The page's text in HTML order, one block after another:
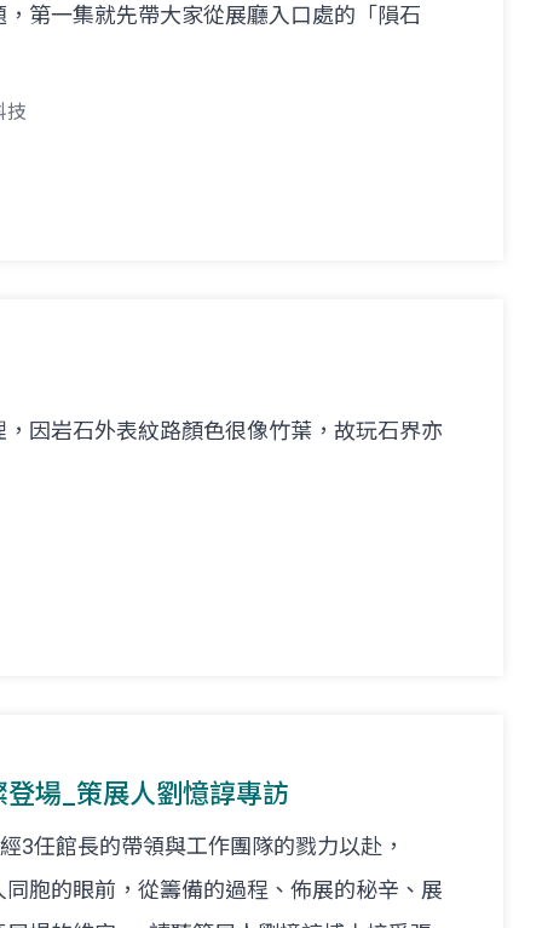
第一集就先帶大家從展廳入口處的「隕石
技
因岩石外表紋路顏色很像竹葉，故玩石界亦
登場_策展人劉憶諄專訪
3任館長的帶領與工作團隊的戮力以赴，
胞的眼前，從籌備的過程、佈展的秘辛、展